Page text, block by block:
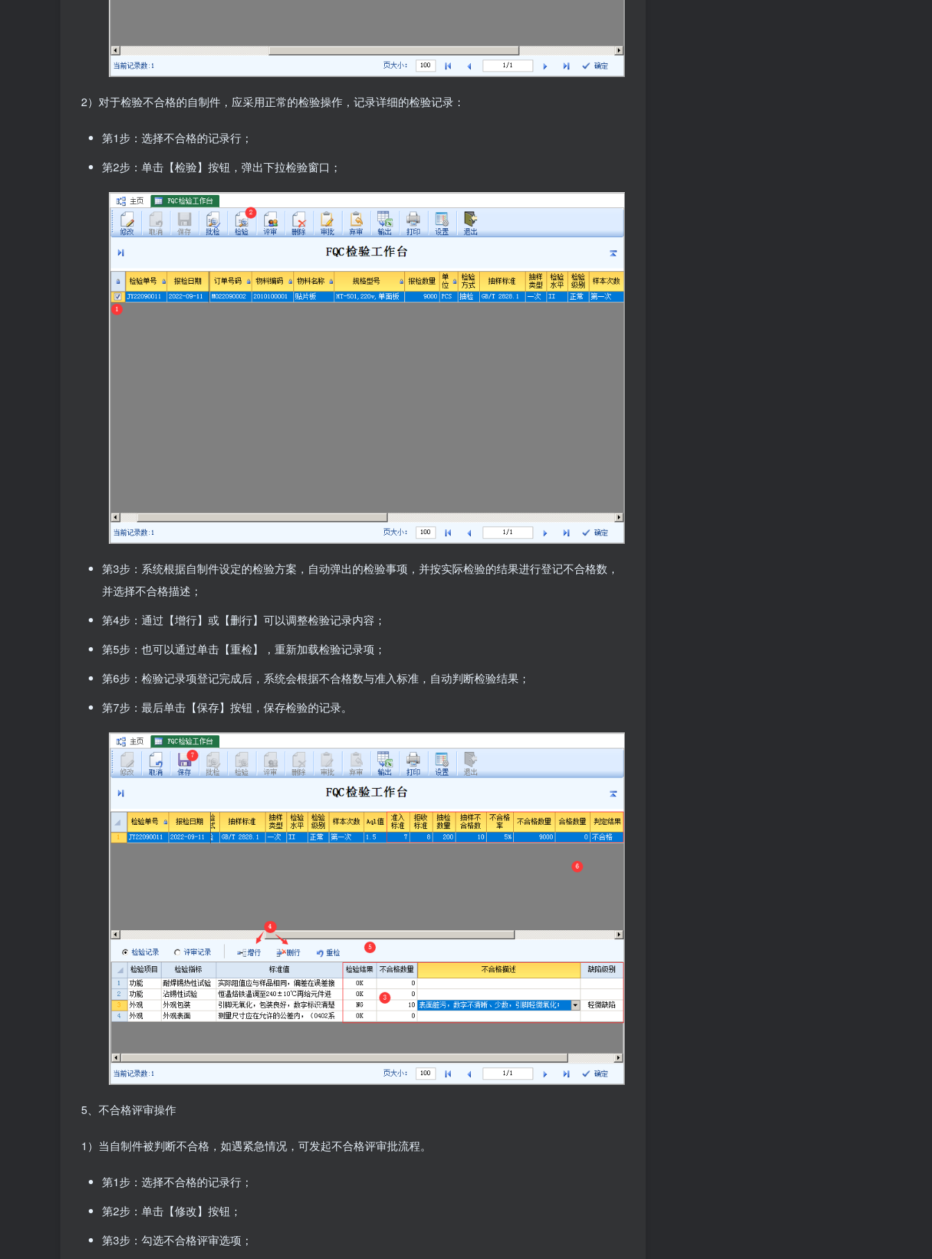
2）对于检验不合格的自制件，应采用正常的检验操作，记录详细的检验记录：
第1步：选择不合格的记录行；
第2步：单击【检验】按钮，弹出下拉检验窗口；
第3步：系统根据自制件设定的检验方案，自动弹出的检验事项，并按实际检验的结果进行登记不合格数，
并选择不合格描述；
第4步：通过【增行】或【删行】可以调整检验记录内容；
第5步：也可以通过单击【重检】，重新加载检验记录项；
第6步：检验记录项登记完成后，系统会根据不合格数与准入标准，自动判断检验结果；
第7步：最后单击【保存】按钮，保存检验的记录。
5、不合格评审操作
1）当自制件被判断不合格，如遇紧急情况，可发起不合格评审批流程。
第1步：选择不合格的记录行；
第2步：单击【修改】按钮；
第3步：勾选不合格评审选项；